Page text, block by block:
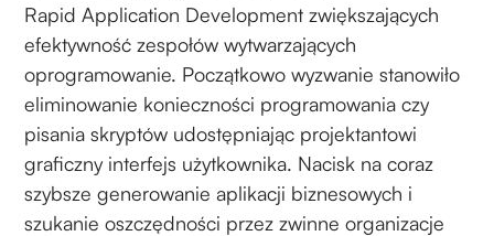
Rapid Application Development zwiększających
efektywność zespołów wytwarzających
oprogramowanie. Początkowo wyzwanie stanowiło
eliminowanie konieczności programowania czy
pisania skryptów udostępniając projektantowi
graficzny interfejs użytkownika. Nacisk na coraz
szybsze generowanie aplikacji biznesowych i
szukanie oszczędności przez zwinne organizacje